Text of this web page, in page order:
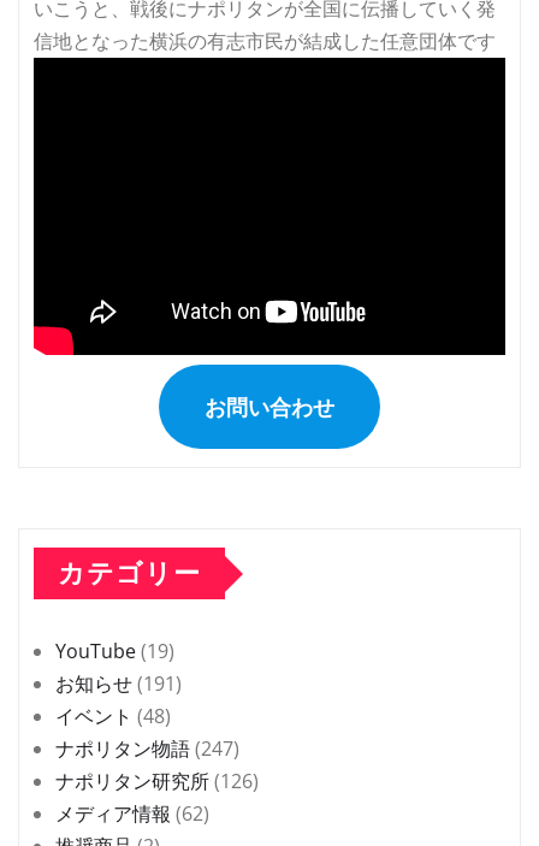
ジ
お問い合わせ
カテゴリー
YouTube(19)
お知らせ(191)
イベント (48)
ナポリタン物語(247)
ナポリタン研究所(126)
メディア情報 (62)